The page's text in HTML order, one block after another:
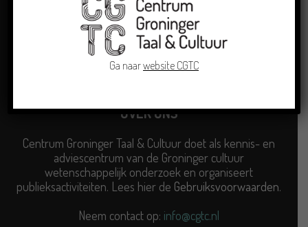
OVER ONS
Centrum Groninger Taal & Cultuur doet als kennis- en
adviescentrum van de Groninger cultuur
wetenschappelijk onderzoek en organiseert
publieksactiviteiten. Lees hier de Gebruiksvoorwaarden.
Neem contact op: info@cgtc.nl
Ga naarwebsite CGTC